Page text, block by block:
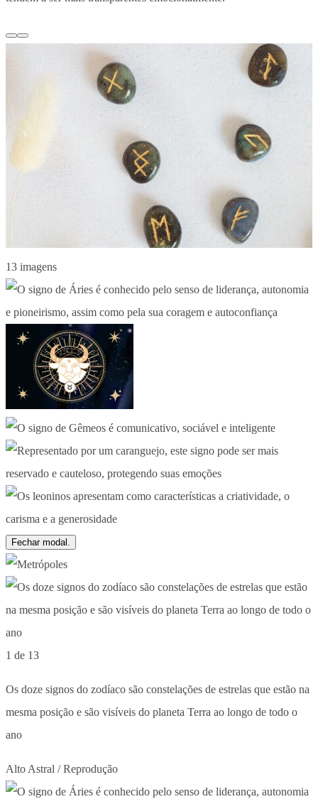
13 imagens
Fechar modal.
1 de 13
Os doze signos do zodíaco são constelações de estrelas que estão na
mesma posição e são visíveis do planeta Terra ao longo de todo o
ano
Alto Astral / Reprodução